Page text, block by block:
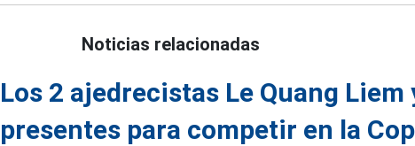
Noticias relacionadas
Los 2 ajedrecistas Le Quang Liem
presentes para competir en la